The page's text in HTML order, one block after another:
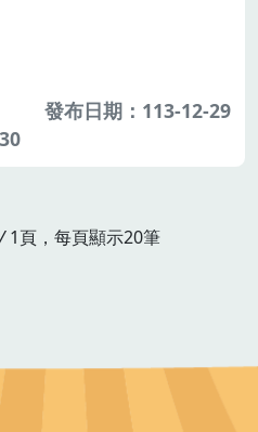
發布日期：113-12-29
1頁，每頁顯示20筆